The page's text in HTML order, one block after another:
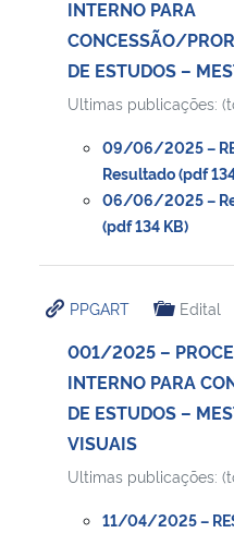
INTERNO PARA
CONCESSÃO/
DE ESTUDOS –
Ultimas publicações:
09/06/2025 –
Resultado (pdf
06/06/2025 –
(pdf 134 KB)
PPGART Edital
001/2025 –
INTERNO PARA
DE ESTUDOS –
VISUAIS
Ultimas publicações:
11/04/2025 –